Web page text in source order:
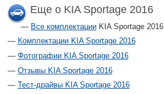
Еще о KIA Sportage 2016
Все комплектации KIA Sportage 2016
Комплектации KIA Sportage 2016
Фотографии KIA Sportage 2016
Отзывы KIA Sportage 2016
Тест-драйвы KIA Sportage 2016